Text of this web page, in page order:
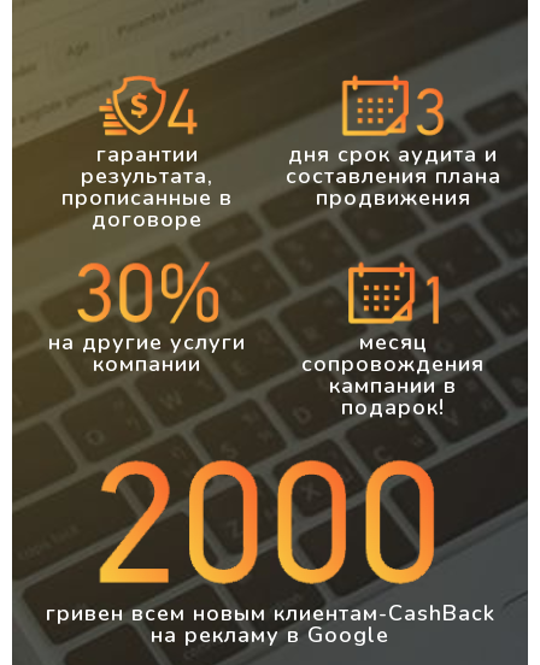
гарантии
результата,
прописанные в
договоре
дня срок аудита и
составления плана
продвижения
на другие услуги
компании
месяц
сопровождения
кампании в
подарок!
гривен всем новым клиентам-CashBack
на рекламу в Google